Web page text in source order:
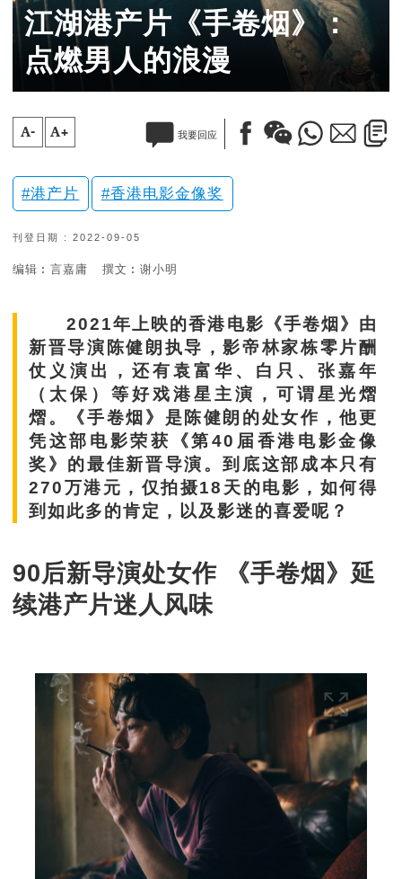
江湖港产片《手卷烟》：
点燃男人的浪漫
A- A+ 我要回应
港产片 香港电影金像奖
刊登日期 : 2022-09-05
编辑︰言嘉庸 撰文︰谢小明
2021年上映的香港电影《手卷烟》由
新晋导演陈健朗执导，影帝林家栋零片酬
仗义演出，还有袁富华、白只、张嘉年
（太保）等好戏港星主演，可谓星光熠
熠。《手卷烟》是陈健朗的处女作，他更
凭这部电影荣获《第40届香港电影金像
奖》的最佳新晋导演。到底这部成本只有
270万港元，仅拍摄18天的电影，如何得
到如此多的肯定，以及影迷的喜爱呢？
90后新导演处女作 《手卷烟》延
续港产片迷人风味